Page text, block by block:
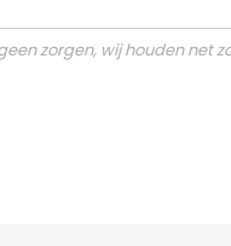
zorgen, wij houden net